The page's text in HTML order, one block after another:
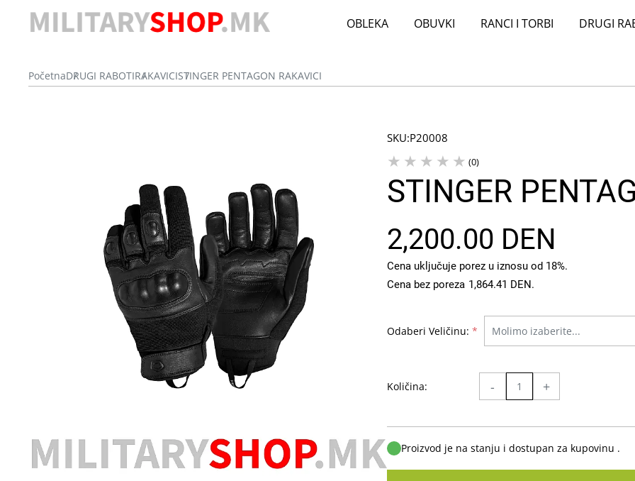
OBLEKA OBUVKI RANCI I TORBI DRUGI
PočetnaDRUGI RABOTIRAKAVICISTINGER PENTAGON RAKAVICI
SKU:P20008
(0)
STINGER
2,200.00 DEN
Cena uključuje porez u iznosu od 18%.
Cena bez poreza 1,864.41 DEN.
Odaberi Veličinu: *
Količina: - +
Proizvod je na stanju i dostupan za kupovinu .